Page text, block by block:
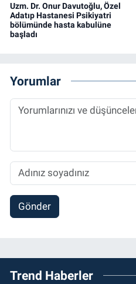
Uzm. Dr. Onur Davutoğlu, Özel
Adatıp Hastanesi Psikiyatri
bölümünde hasta kabulüne
başladı
Yorumlar
Gönder
Trend Haberler